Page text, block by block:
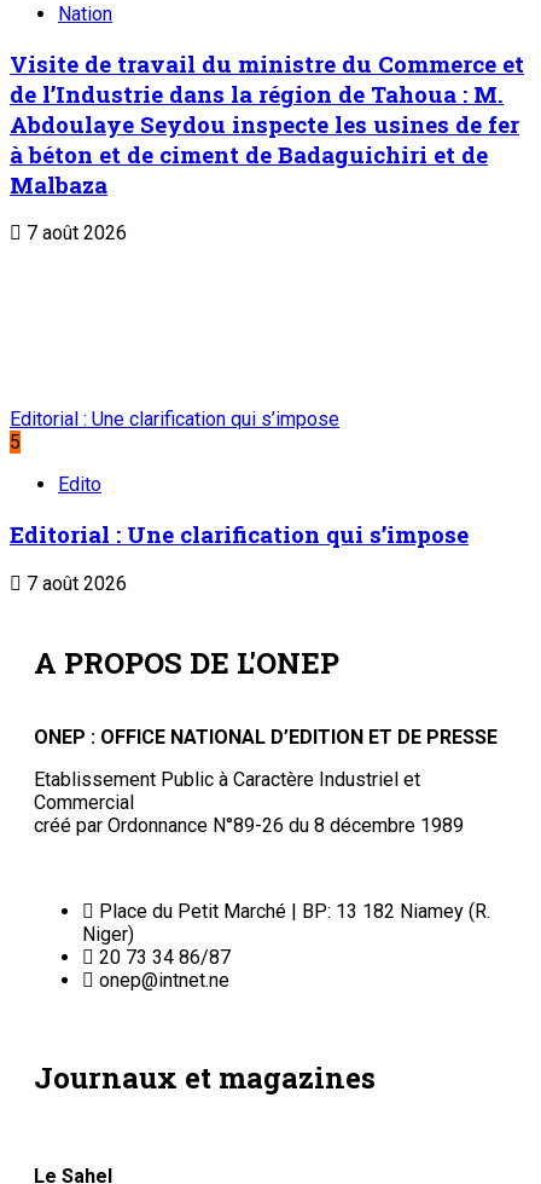
Nation
Visite de travail du ministre du Commerce et
de l’Industrie dans la région de Tahoua : M.
Abdoulaye Seydou inspecte les usines de fer
à béton et de ciment de Badaguichiri et de
Malbaza
7 août 2026
Editorial : Une clarification qui s’impose
5
Edito
Editorial : Une clarification qui s’impose
7 août 2026
A PROPOS DE L'ONEP
ONEP : OFFICE NATIONAL D’EDITION ET DE PRESSE
Etablissement Public à Caractère Industriel et
Commercial
créé par Ordonnance N°89-26 du 8 décembre 1989
Place du Petit Marché | BP: 13 182 Niamey (R.
Niger)
20 73 34 86/87
onep@intnet.ne
Journaux et magazines
Le Sahel